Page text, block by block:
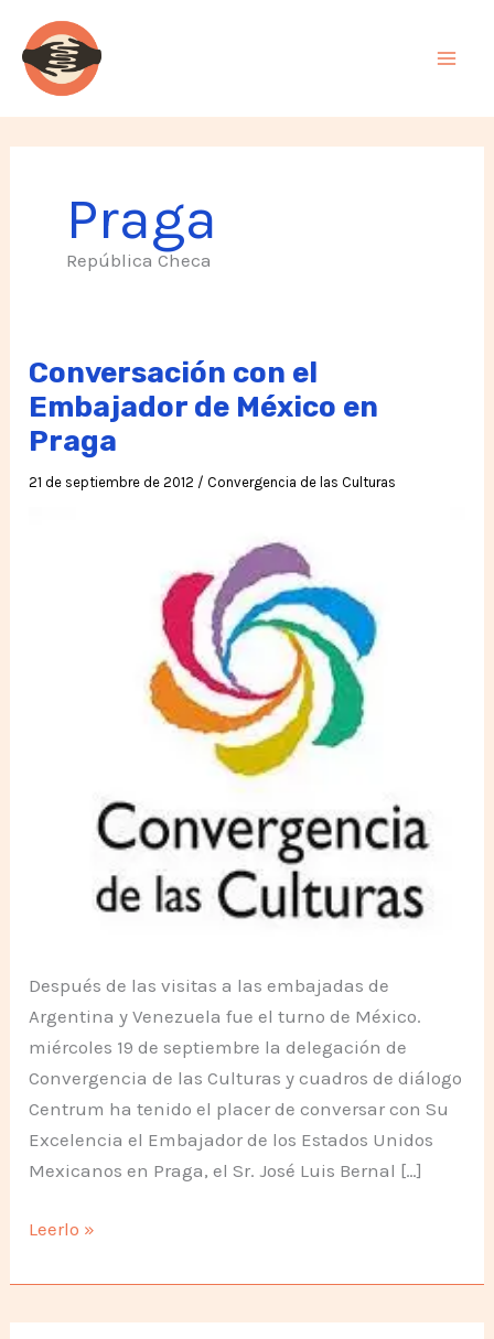
contenido
Praga
República Checa
Conversación con el
Embajador de México en
Praga
21 de septiembre de 2012 / Convergencia de las Culturas
Después de las visitas a las embajadas de
Argentina y Venezuela fue el turno de México.
miércoles 19 de septiembre la delegación de
Convergencia de las Culturas y cuadros de diálogo
Centrum ha tenido el placer de conversar con Su
Excelencia el Embajador de los Estados Unidos
Mexicanos en Praga, el Sr. José Luis Bernal […]
Conversación
el
Embajador
Leerlo »